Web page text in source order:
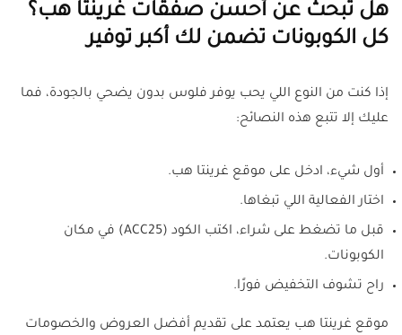
هل تبحث عن أحسن صفقات غرينتا هب؟
كل الكوبونات تضمن لك أكبر توفير
إذا كنت من النوع اللي يحب يوفر فلوس بدون يضحي بالجودة، فما
عليك إلا تتبع هذه النصائح:
أول شيء، ادخل على موقع غرينتا هب.
اختار الفعالية اللي تبغاها.
قبل ما تضغط على شراء، اكتب الكود (ACC25) في مكان
الكوبونات.
راح تشوف التخفيض فورًا.
موقع غرينتا هب يعتمد على تقديم أفضل العروض والخصومات